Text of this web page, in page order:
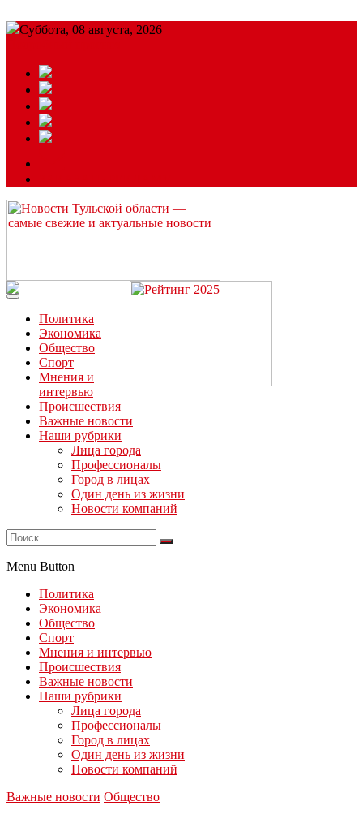
Суббота, 08 августа, 2026
Читайте последние новости дня в Тульской области на сайте
“ЗаНовомосковск”
Политика
Экономика
Общество
Спорт
Мнения и
интервью
Происшествия
Важные новости
Наши рубрики
Лица города
Профессионалы
Город в лицах
Один день из жизни
Новости компаний
Menu Button
Политика
Экономика
Общество
Спорт
Мнения и интервью
Происшествия
Важные новости
Наши рубрики
Лица города
Профессионалы
Город в лицах
Один день из жизни
Новости компаний
Важные новости Общество